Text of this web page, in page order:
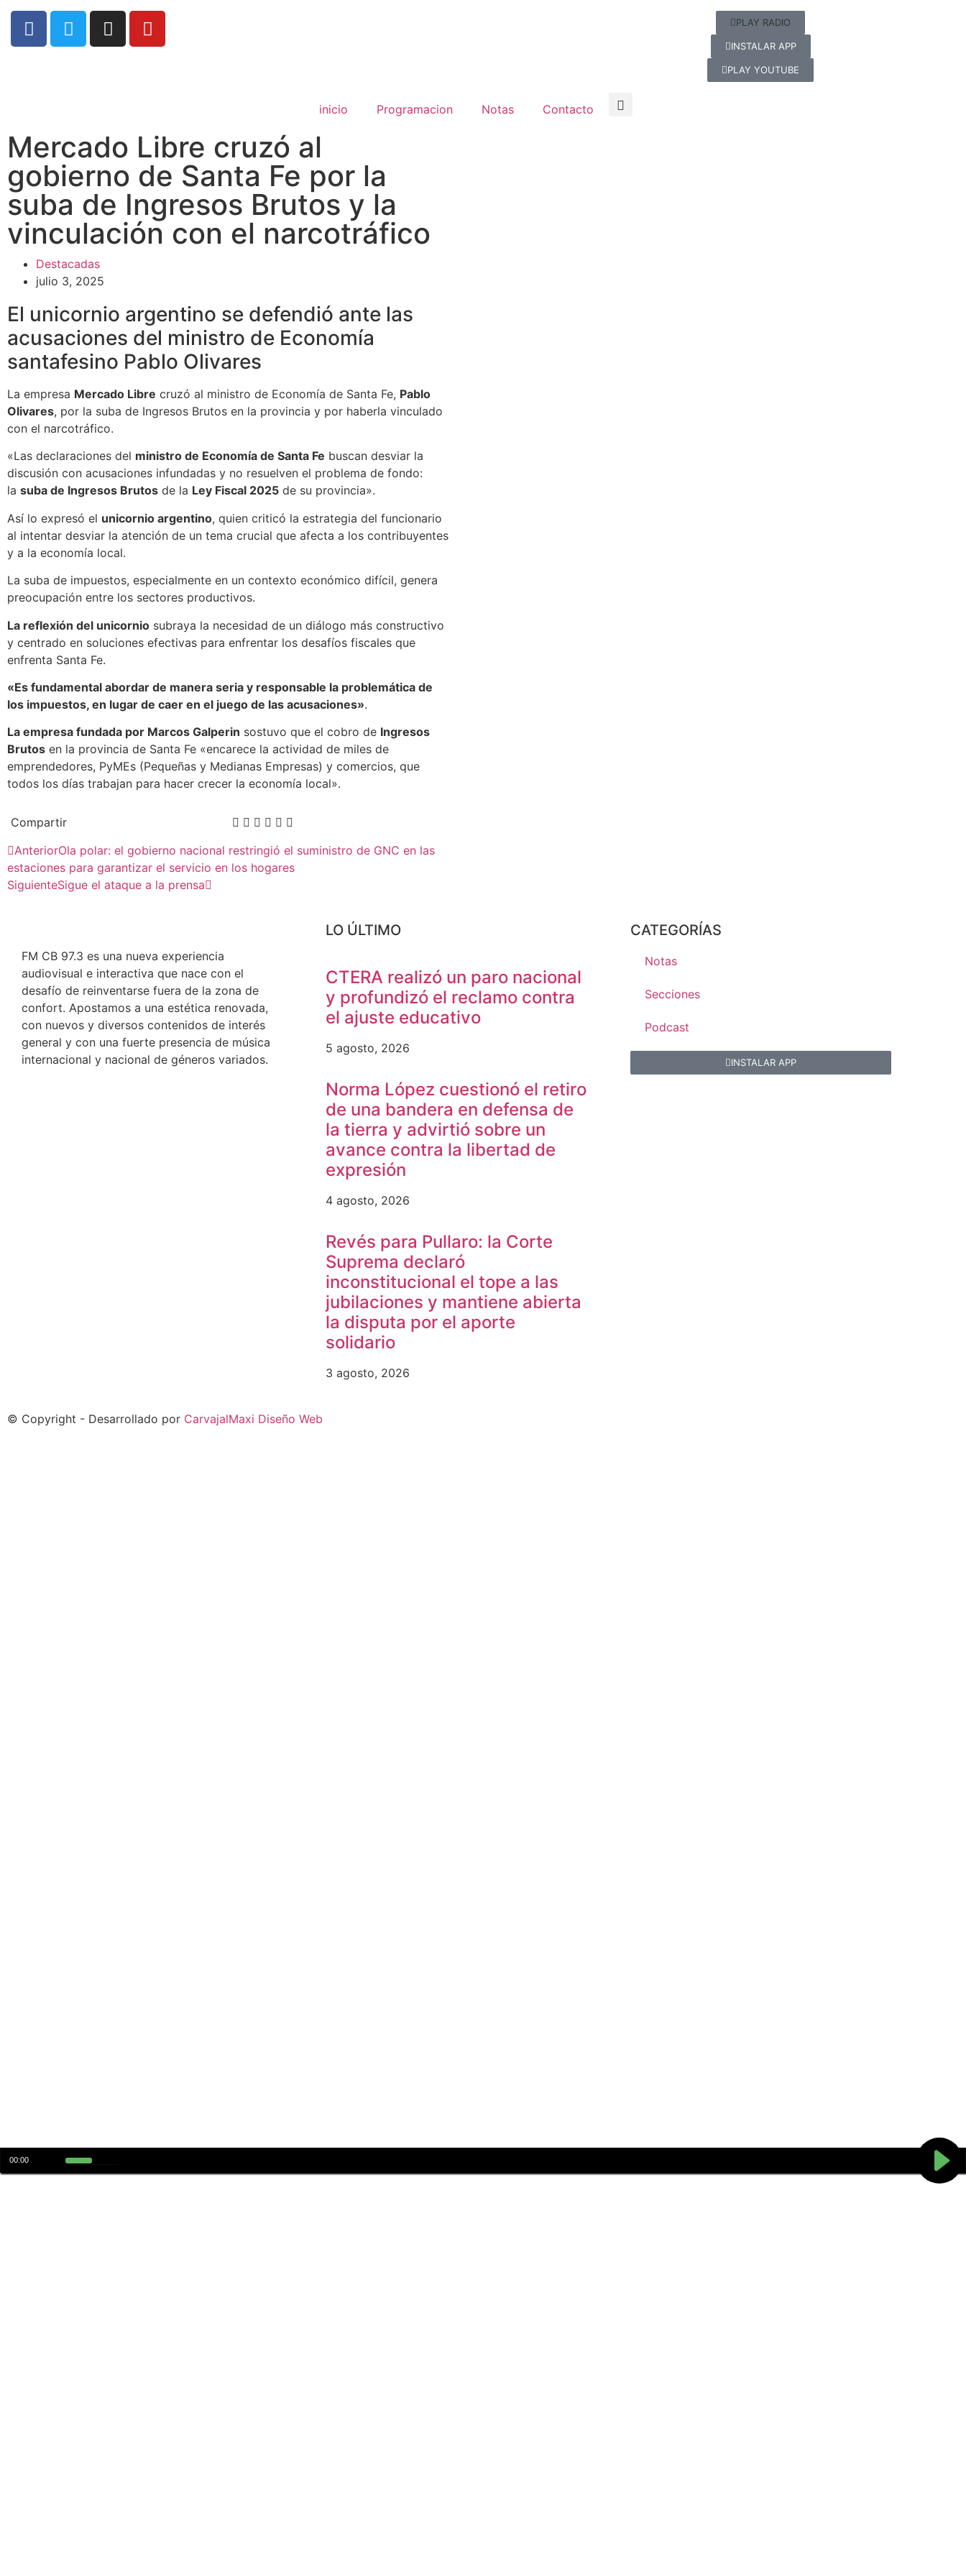
PLAY RADIO
INSTALAR APP
PLAY YOUTUBE
inicio Programacion Notas Contacto
Mercado Libre cruzó al
gobierno de Santa Fe por la
suba de Ingresos Brutos y la
vinculación con el narcotráfico
Destacadas
julio 3, 2025
El unicornio argentino se defendió ante las
acusaciones del ministro de Economía
santafesino Pablo Olivares
La empresa Mercado Libre cruzó al ministro de Economía de Santa Fe, Pablo
Olivares, por la suba de Ingresos Brutos en la provincia y por haberla vinculado
con el narcotráfico.
«Las declaraciones del ministro de Economía de Santa Fe buscan desviar la
discusión con acusaciones infundadas y no resuelven el problema de fondo:
la suba de Ingresos Brutos de la Ley Fiscal 2025 de su provincia».
Así lo expresó el unicornio argentino, quien criticó la estrategia del funcionario
al intentar desviar la atención de un tema crucial que afecta a los contribuyentes
y a la economía local.
La suba de impuestos, especialmente en un contexto económico difícil, genera
preocupación entre los sectores productivos.
La reflexión del unicornio subraya la necesidad de un diálogo más constructivo
y centrado en soluciones efectivas para enfrentar los desafíos fiscales que
enfrenta Santa Fe.
«Es fundamental abordar de manera seria y responsable la problemática de
los impuestos, en lugar de caer en el juego de las acusaciones».
La empresa fundada por Marcos Galperin sostuvo que el cobro de Ingresos
Brutos en la provincia de Santa Fe «encarece la actividad de miles de
emprendedores, PyMEs (Pequeñas y Medianas Empresas) y comercios, que
todos los días trabajan para hacer crecer la economía local».
Compartir
AnteriorOla polar: el gobierno nacional restringió el suministro de GNC en las
estaciones para garantizar el servicio en los hogares
SiguienteSigue el ataque a la prensa
FM CB 97.3 es una nueva experiencia
audiovisual e interactiva que nace con el
desafío de reinventarse fuera de la zona de
confort. Apostamos a una estética renovada,
con nuevos y diversos contenidos de interés
general y con una fuerte presencia de música
internacional y nacional de géneros variados.
LO ÚLTIMO
CTERA realizó un paro nacional
y profundizó el reclamo contra
el ajuste educativo
5 agosto, 2026
Norma López cuestionó el retiro
de una bandera en defensa de
la tierra y advirtió sobre un
avance contra la libertad de
expresión
4 agosto, 2026
Revés para Pullaro: la Corte
Suprema declaró
inconstitucional el tope a las
jubilaciones y mantiene abierta
la disputa por el aporte
solidario
3 agosto, 2026
CATEGORÍAS
Notas
Secciones
Podcast
INSTALAR APP
© Copyright - Desarrollado por CarvajalMaxi Diseño Web